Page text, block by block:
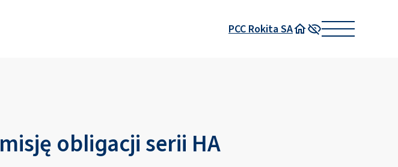
PCC Rokita SA
Strona główna
Wysoki kontrast
obligacji serii HA